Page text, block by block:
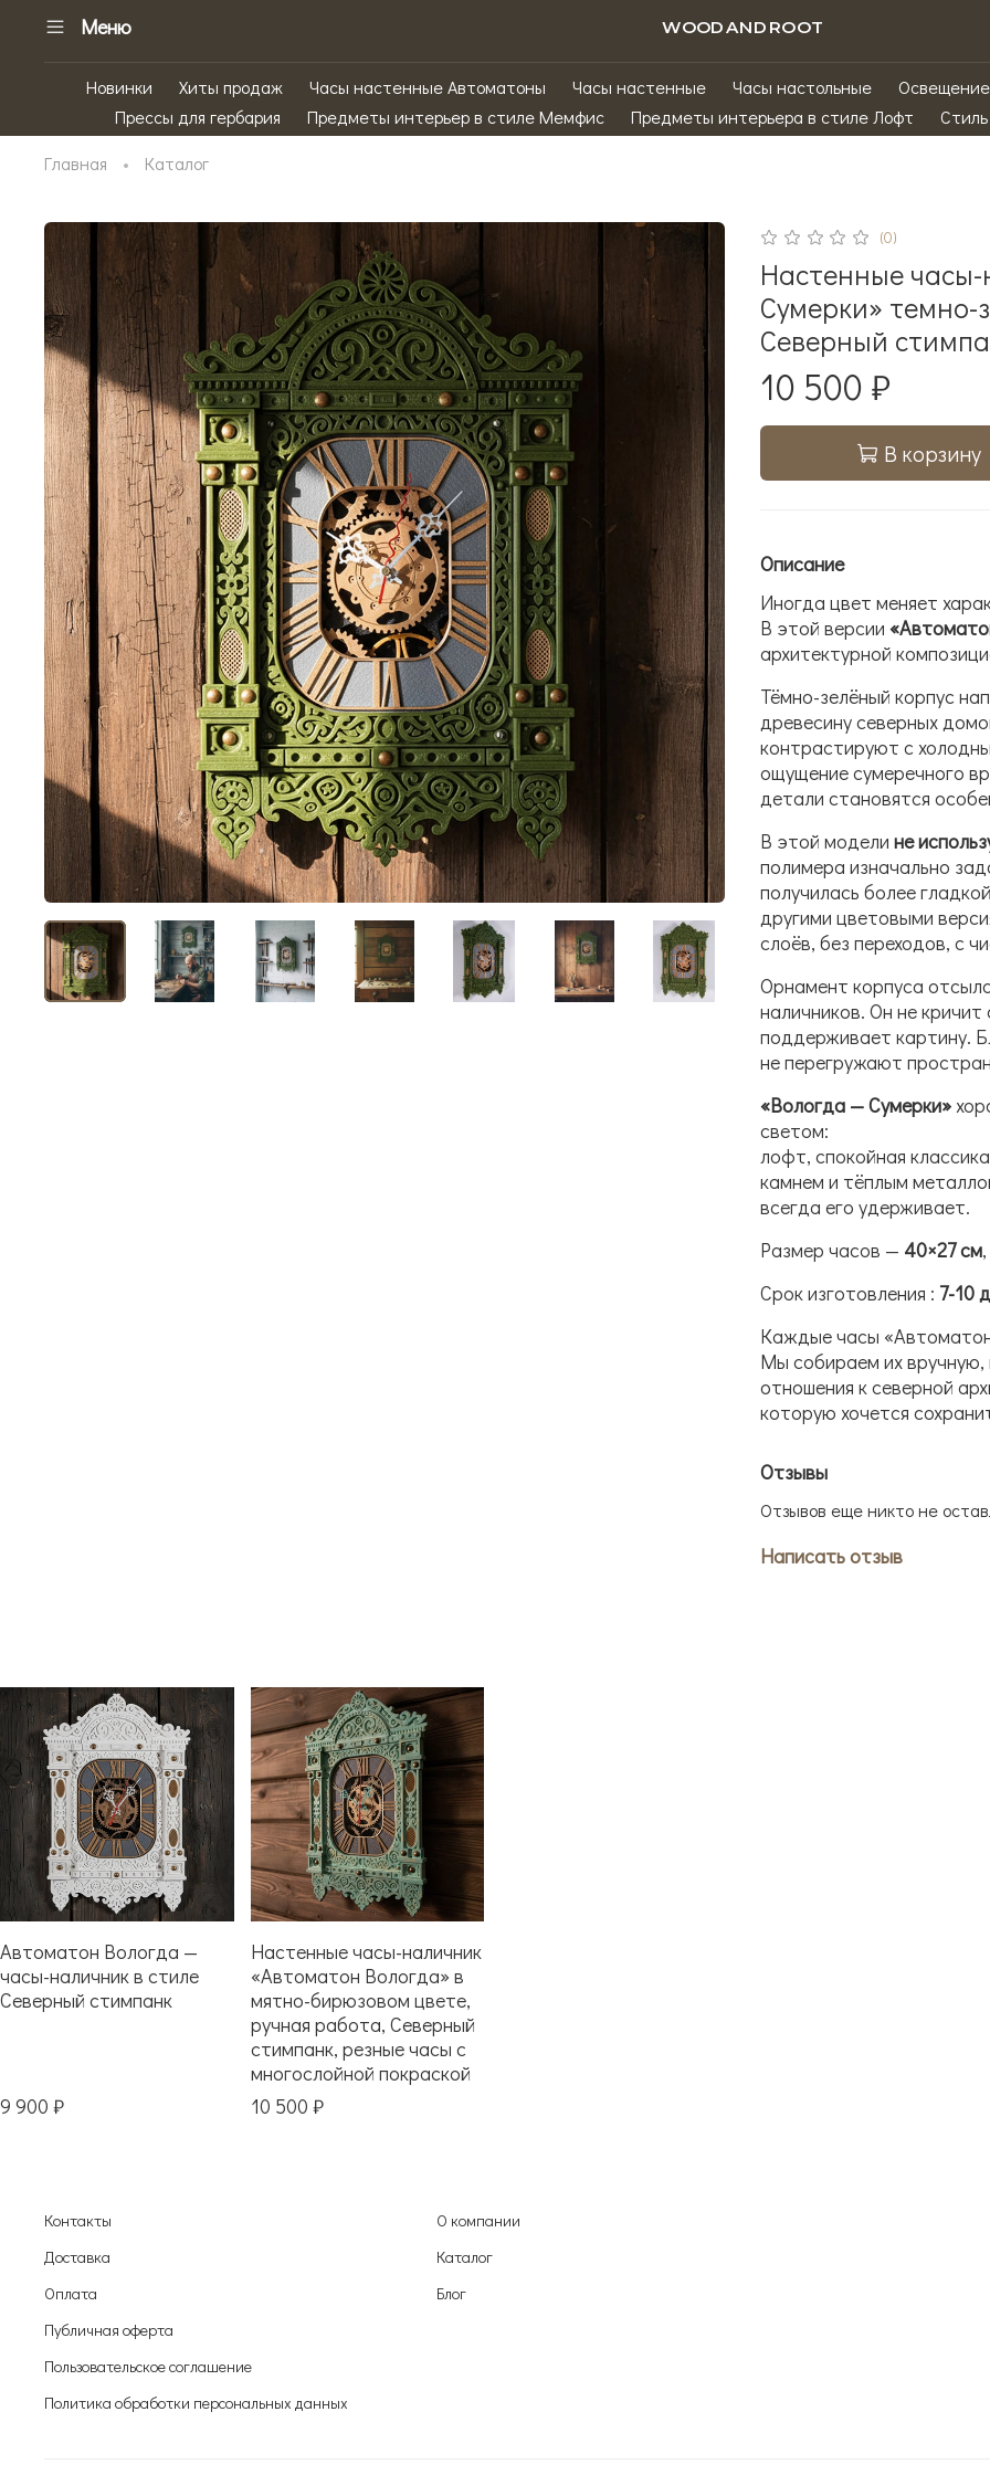
Меню WOODANDROOT
Новинки Хиты продаж Часы настенные Автоматоны Часы настенные Часы настольные
Освещение
Прессы для гербария
Предметы интерьер в стиле Мемфис Предметы интерьера в стиле Лофт
Главная Каталог
(0)
Настенные
Сумерки» темно-
Северный
10 500 ₽
В корзину
Описание
Иногда цвет меняет
В этой версии
архитектурной
Тёмно-зелёный корпус
древесину северных
контрастируют с
ощущение сумеречного
детали становятся
В этой модели не
полимера изначально
получилась более
другими цветовыми
слоёв, без переходов, с
Орнамент корпуса
наличников. Он не
поддерживает картину.
не перегружают
«Вологда — Сумерки»
светом:
лофт, спокойная
камнем и тёплым
всегда его удерживает.
Размер часов — 40×27 см
Срок изготовления : 7-10
Каждые часы
Мы собираем их вручную,
отношения к северной
которую хочется
Отзывы
Отзывов еще никто не
Написать отзыв
Автоматон Вологда —
часы-наличник в стиле
Северный стимпанк
9 900 ₽
Настенные часы-наличник
«Автоматон Вологда» в
мятно-бирюзовом цвете,
ручная работа, Северный
стимпанк, резные часы с
многослойной покраской
10 500 ₽
Контакты
Доставка
Оплата
Публичная оферта
Пользовательское соглашениe
Политика обработки персональных данных
О компании
Каталог
Блог